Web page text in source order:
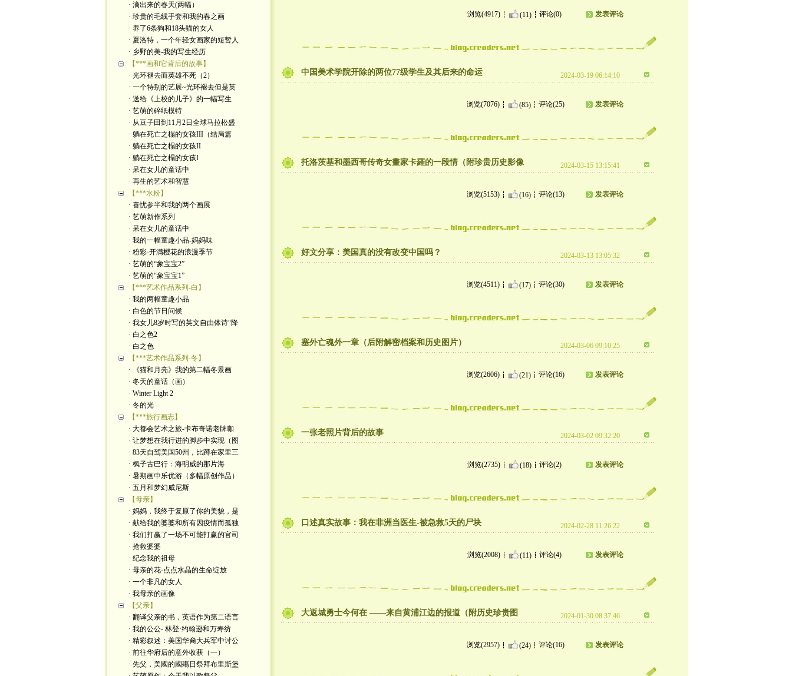
· 滴出来的春天(两幅）
· 珍贵的毛线手套和我的春之画
· 养了6条狗和18头猫的女人
· 夏洛特，一个年轻女画家的短暂人
· 乡野的美-我的写生经历
【***画和它背后的故事】
· 光环褪去而英雄不死（2）
· 一个特别的艺展~光环褪去但是英
· 送给《上校的儿子》的一幅写生
· 艺萌的碎纸模特
· 从豆子田到11月2日全球马拉松盛
· 躺在死亡之榻的女孩III（结局篇
· 躺在死亡之榻的女孩II
· 躺在死亡之榻的女孩I
· 呆在女儿的童话中
· 再生的艺术和智慧
【***水粉】
· 喜忧参半和我的两个画展
· 艺萌新作系列
· 呆在女儿的童话中
· 我的一幅童趣小品-妈妈味
· 粉彩-开满樱花的浪漫季节
· 艺萌的“象宝宝2”
· 艺萌的“象宝宝1”
【***艺术作品系列-白】
· 我的两幅童趣小品
· 白色的节日问候
· 我女儿8岁时写的英文自由体诗“降
· 白之色2
· 白之色
【***艺术作品系列-冬】
· 《猫和月亮》我的第二幅冬景画
· 冬天的童话（画）
· Winter Light 2
· 冬的光
【***旅行画志】
· 大都会艺术之旅-卡布奇诺老牌咖
· 让梦想在我行进的脚步中实现（图
· 83天自驾美国50州，比蹲在家里三
· 枫子古巴行：海明威的那片海
· 暑期画中乐优游（多幅原创作品）
· 五月和梦幻威尼斯
【母亲】
· 妈妈，我终于复原了你的美貌，是
· 献给我的婆婆和所有因疫情而孤独
· 我们打赢了一场不可能打赢的官司
· 抢救婆婆
· 纪念我的祖母
· 母亲的花-点点水晶的生命绽放
· 一个非凡的女人
· 我母亲的画像
【父亲】
· 翻译父亲的书，英语作为第二语言
· 我的公公- 林登·约翰逊和万寿纺
· 精彩叙述：美国华裔大兵军中讨公
· 前往华府后的意外收获（一）
· 先父，美國的國殤日祭拜布里斯堡
浏览(4917) (11) 评论(0) 发表评论
中国美术学院开除的两位77级学生及其后来的命运 2024-03-19 06:14:10
浏览(7076) (85) 评论(25) 发表评论
托洛茨基和墨西哥传奇女畫家卡羅的一段情（附珍贵历史影像 2024-03-15 13:15:41
浏览(5153) (16) 评论(13) 发表评论
好文分享：美国真的没有改变中国吗？ 2024-03-13 13:05:32
浏览(4511) (17) 评论(30) 发表评论
塞外亡魂外一章（后附解密档案和历史图片） 2024-03-06 09:10:25
浏览(2606) (21) 评论(16) 发表评论
一张老照片背后的故事 2024-03-02 09:32:20
浏览(2735) (18) 评论(2) 发表评论
口述真实故事：我在非洲当医生-被急救5天的尸块 2024-02-28 11:26:22
浏览(2008) (11) 评论(4) 发表评论
大返城勇士今何在 ——来自黄浦江边的报道（附历史珍贵图 2024-01-30 08:37:46
浏览(2957) (24) 评论(16) 发表评论